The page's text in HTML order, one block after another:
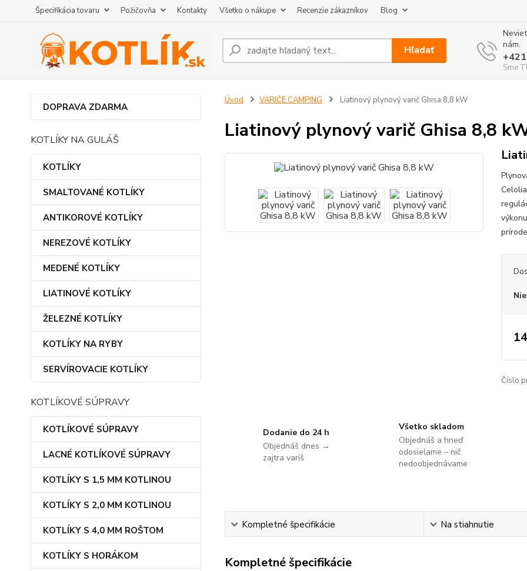
Špecifikácia tovaru Požičovňa Kontakty Všetko o nákupe Recenzie zákazníkov Blog
Hľadať
nám.
Sme
DOPRAVA ZDARMA
KOTLÍKY NA GULÁŠ
KOTLÍKY
SMALTOVANÉ KOTLÍKY
ANTIKOROVÉ KOTLÍKY
NEREZOVÉ KOTLÍKY
MEDENÉ KOTLÍKY
LIATINOVÉ KOTLÍKY
ŽELEZNÉ KOTLÍKY
KOTLÍKY NA RYBY
SERVÍROVACIE KOTLÍKY
KOTLÍKOVÉ SÚPRAVY
KOTLÍKOVÉ SÚPRAVY
LACNÉ KOTLÍKOVÉ SÚPRAVY
KOTLÍKY S 1,5 MM KOTLINOU
KOTLÍKY S 2,0 MM KOTLINOU
KOTLÍKY S 4,0 MM ROŠTOM
KOTLÍKY S HORÁKOM
Úvod VARIČE CAMPING Liatinový plynový varič Ghisa 8,8 kW
Liatinový plynový varič Ghisa 8,8
Číslo
Dodanie do 24 h
Objednáš dnes →
zajtra varíš
Všetko skladom
Objednáš a hneď
odosielame – nič
nedoobjednávame
Kompletné špecifikácie Na stiahnutie
Kompletné špecifikácie